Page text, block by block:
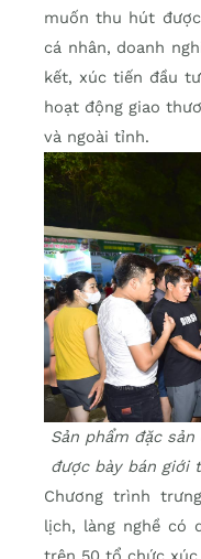
muốn thu hút
cá nhân, doanh
kết, xúc tiến đầu
hoạt động giao
và ngoài tỉnh.
Sản phẩm đặc
được bày bán giới
Chương trình
lịch, làng nghề có